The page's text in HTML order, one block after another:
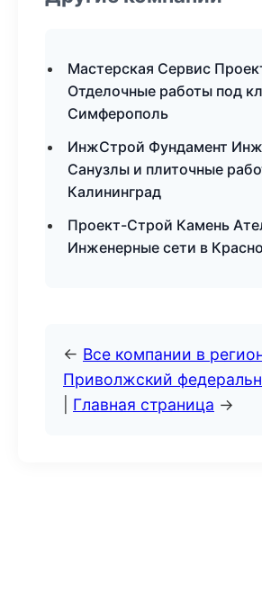
Мастерская Сервис
Отделочные работы под
Симферополь
ИнжСтрой Фундамент
Санузлы и плиточные
Калининград
Проект-Строй Камень
Инженерные сети в
← Все компании в
Приволжский
Главная страница →